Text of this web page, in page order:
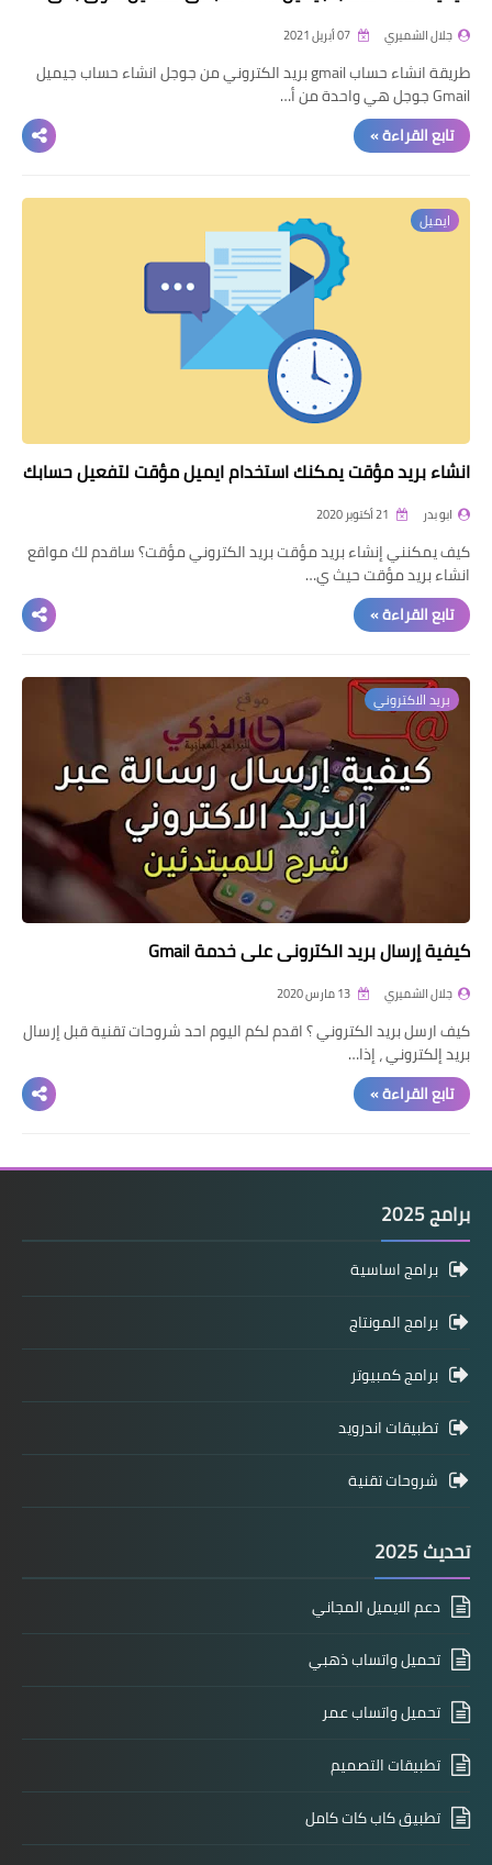
جلال الشميري
طريقة انشاء حساب gmail بريد الكتروني من جوجل انشاء حساب جيميل
Gmail جوجل هي واحدة من أ…
تابع القراءة »
ايميل
انشاء بريد مؤقت يمكنك استخدام ايميل مؤقت لتفعيل حسابك
ابو بدر
كيف يمكنني إنشاء بريد مؤقت بريد الكتروني مؤقت؟ ساقدم لك مواقع
انشاء بريد مؤقت حيث ي…
تابع القراءة »
بريد الاكتروني
كيفية إرسال بريد الكتروني على خدمة Gmail
جلال الشميري
كيف ارسل بريد الكتروني ؟ اقدم لكم اليوم احد شروحات تقنية قبل إرسال
بريد إلكتروني ، إذا…
تابع القراءة »
برامج 2025
برامج اساسية
برامج المونتاج
برامج كمبيوتر
تطبيقات اندرويد
شروحات تقنية
تحديث 2025
دعم الايميل المجاني
تحميل واتساب ذهبي
تحميل واتساب عمر
تطبيقات التصميم
تطبيق كاب كات كامل